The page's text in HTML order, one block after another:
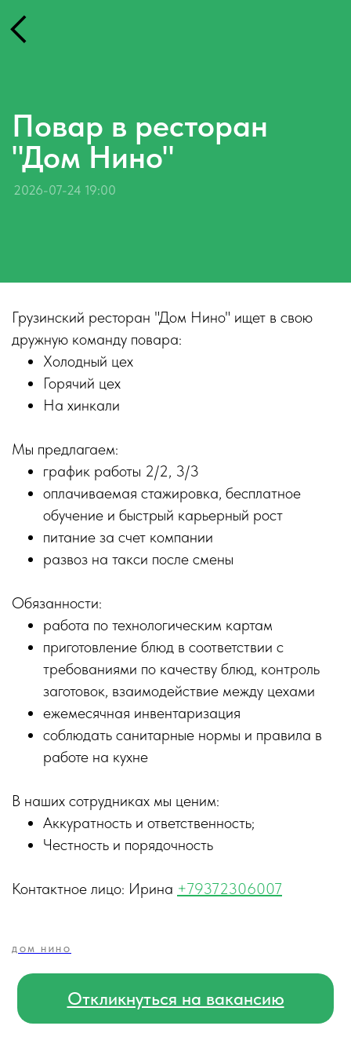
Повар в ресторан
"Дом Нино"
2026-07-24 19:00
Грузинский ресторан "Дом Нино" ищет в свою
дружную команду повара:
Холодный цех
Горячий цех
На хинкали
Мы предлагаем:
график работы 2/2, 3/3
оплачиваемая стажировка, бесплатное
обучение и быстрый карьерный рост
питание за счет компании
развоз на такси после смены
Обязанности:
работа по технологическим картам
приготовление блюд в соответствии с
требованиями по качеству блюд, контроль
заготовок, взаимодействие между цехами
ежемесячная инвентаризация
соблюдать санитарные нормы и правила в
работе на кухне
В наших сотрудниках мы ценим:
Аккуратность и ответственность;
Честность и порядочность
Контактное лицо: Ирина +79372306007
ДОМ НИНО
Откликнуться на вакансию